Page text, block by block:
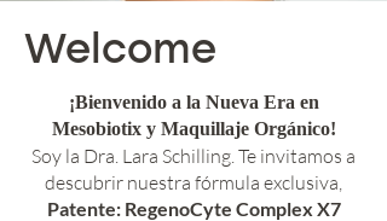
Welcome
¡Bienvenido a la Nueva Era en
Mesobiotix y Maquillaje Orgánico!
Soy la Dra. Lara Schilling. Te invitamos a
descubrir nuestra fórmula exclusiva,
Patente: RegenoCyte Complex X7